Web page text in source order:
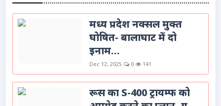
मध्य प्रदेश नक्सल मुक्त
घोषित- बालाघाट में दो
इनाम...
Dec 12, 2025 0 141
रूस का S-400 ट्रायम्फ को